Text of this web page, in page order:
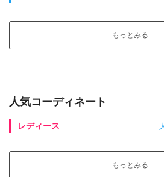
もっとみる
人気コーディネート
レディース
もっとみる